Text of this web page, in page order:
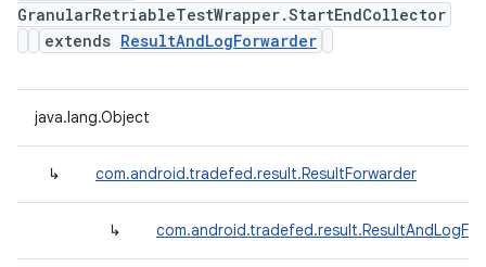
GranularRetriableTestWrapper.StartEndCollector
extends ResultAndLogForwarder
java.lang.Object
↳ com.android.tradefed.result.ResultForwarder
↳